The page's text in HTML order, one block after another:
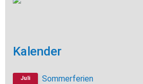
Kalender
Juli
Sommerferien